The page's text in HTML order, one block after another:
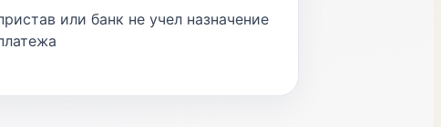
или банк не учел назначение